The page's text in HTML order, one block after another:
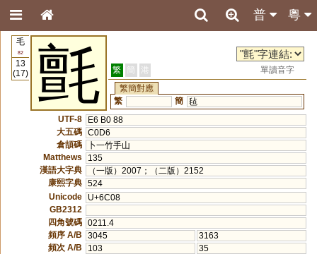
粵
普
毛
82
13
(17)
氈 繁 簡 港
單讀音字
繁簡對應
繁
簡 毡
UTF-8
E6 B0 88
大五碼 C0D6
倉頡碼
卜一竹手山
Matthews
135
漢語大字典
（一版）2007；（二版）2152
康熙字典 524
Unicode
U+6C08
GB2312
四角號碼 0211.4
頻序 A/B
3045
3163
頻次 A/B
103
35